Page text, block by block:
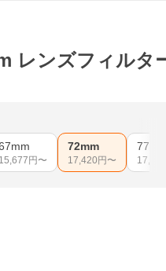
レンズフィルタ
15,677 円〜
72mm
17,420 円〜
77mm
17,043